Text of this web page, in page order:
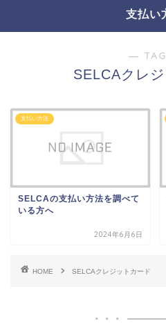
支払い
―
SELCAクレ
支払い方法
SELCAの支払い方法を調べて
いる方へ
2024年6月6日
HOME SELCAクレジットカード